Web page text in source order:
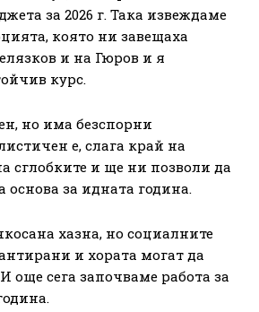
за 2026 г. Така извеждаме
която ни завещаха
и на Гюров и я
курс.
но има безспорни
е, слага край на
сглобките и ще ни позволи да
за идната година.
хазна, но социалните
и хората могат да
още сега започваме работа за